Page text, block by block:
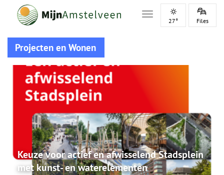
Toggle navigation
27° Files
Projecten en Wonen
Keuze voor actief en afwisselend Stadsplein
met kunst- en waterelementen